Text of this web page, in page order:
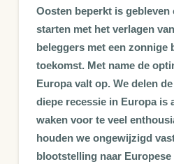
Oosten beperkt is gebleven
starten met het verlagen
beleggers met een zonnige
toekomst. Met name de
Europa valt op. We delen
diepe recessie in Europa is
waken voor te veel
houden we ongewijzigd
blootstelling naar Europese